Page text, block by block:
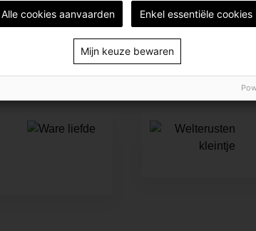
Alle cookies aanvaarden Enkel essentiële cookies
Mijn keuze bewaren